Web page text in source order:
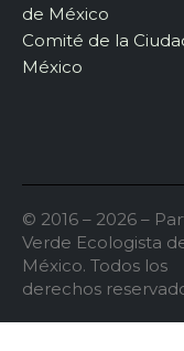
de México
Comité de la
México
© 2016 – 2026 –
Verde Ecologista
México. Todos los
derechos